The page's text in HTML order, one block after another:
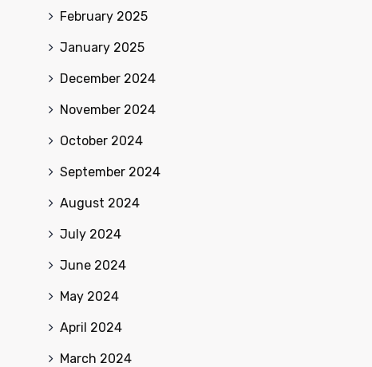
February 2025
January 2025
December 2024
November 2024
October 2024
September 2024
August 2024
July 2024
June 2024
May 2024
April 2024
March 2024